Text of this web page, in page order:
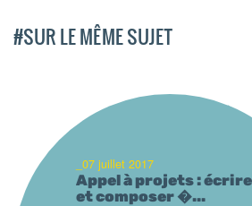
#SUR LE MÊME SUJET
_07 juillet 2017
Appel à projets : écrire
et composer �...